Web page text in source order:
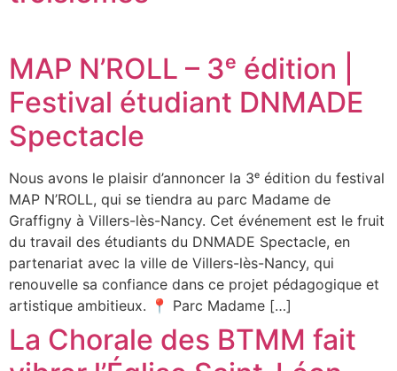
MAP N’ROLL – 3ᵉ édition |
Festival étudiant DNMADE
Spectacle
Nous avons le plaisir d’annoncer la 3ᵉ édition du festival
MAP N’ROLL, qui se tiendra au parc Madame de
Graffigny à Villers-lès-Nancy. Cet événement est le fruit
du travail des étudiants du DNMADE Spectacle, en
partenariat avec la ville de Villers-lès-Nancy, qui
renouvelle sa confiance dans ce projet pédagogique et
artistique ambitieux. 📍 Parc Madame […]
La Chorale des BTMM fait